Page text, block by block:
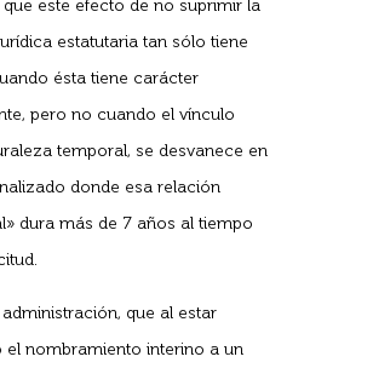
este efecto de no suprimir la
estatutaria tan sólo tiene
ésta tiene carácter
pero no cuando el vínculo
temporal, se desvanece en
donde esa relación
dura más de 7 años al tiempo
administración, que al estar
el nombramiento interino a un